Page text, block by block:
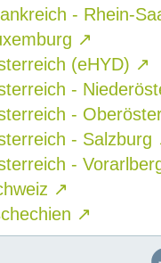
- Rhein-
↗
(eHYD) ↗
-
-
- Salzburg
-
↗
↗